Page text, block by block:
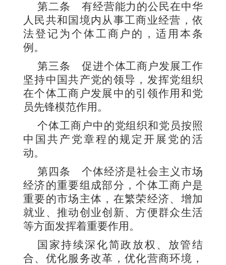
第二条 有经营能力的公民在中华
人民共和国境内从事工商业经营，依
法登记为个体工商户的，适用本条
例。
第三条 促进个体工商户发展工作
坚持中国共产党的领导，发挥党组织
在个体工商户发展中的引领作用和党
员先锋模范作用。
个体工商户中的党组织和党员按照
中国共产党章程的规定开展党的活
动。
第四条 个体经济是社会主义市场
经济的重要组成部分，个体工商户是
重要的市场主体，在繁荣经济、增加
就业、推动创业创新、方便群众生活
等方面发挥着重要作用。
国家持续深化简政放权、放管结
合、优化服务改革，优化营商环境，